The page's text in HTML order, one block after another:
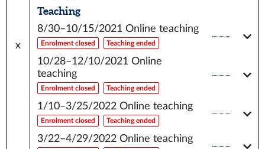
x
Teaching
8/30–10/15/2021 Online teaching
Enrolment closed Teaching ended
10/28–12/10/2021 Online
teaching
Enrolment closed Teaching ended
1/10–3/25/2022 Online teaching
Enrolment closed Teaching ended
3/22–4/29/2022 Online teaching